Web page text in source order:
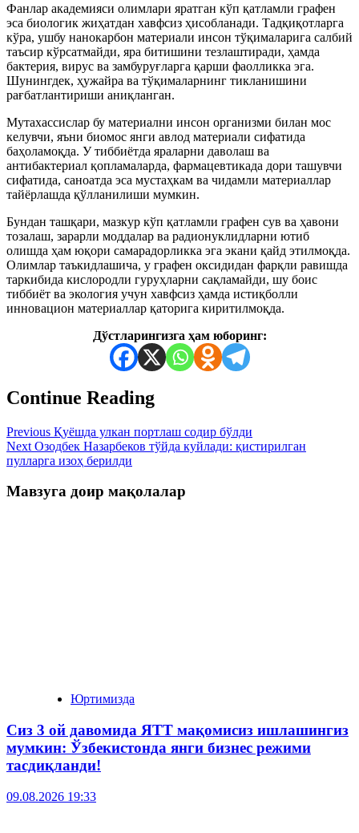
Фанлар академияси олимлари яратган кўп қатламли графен
эса биологик жиҳатдан хавфсиз ҳисобланади. Тадқиқотларга
кўра, ушбу нанокарбон материали инсон тўқималарига салбий
таъсир кўрсатмайди, яра битишини тезлаштиради, ҳамда
бактерия, вирус ва замбуруғларга қарши фаолликка эга.
Шунингдек, ҳужайра ва тўқималарнинг тикланишини
рағбатлантириши аниқланган.
Мутахассислар бу материални инсон организми билан мос
келувчи, яъни биомос янги авлод материали сифатида
баҳоламоқда. У тиббиётда яраларни даволаш ва
антибактериал қопламаларда, фармацевтикада дори ташувчи
сифатида, саноатда эса мустаҳкам ва чидамли материаллар
тайёрлашда қўлланилиши мумкин.
Бундан ташқари, мазкур кўп қатламли графен сув ва ҳавони
тозалаш, зарарли моддалар ва радионуклидларни ютиб
олишда ҳам юқори самарадорликка эга экани қайд этилмоқда.
Олимлар таъкидлашича, у графен оксидидан фарқли равишда
таркибида кислородли гуруҳларни сақламайди, шу боис
тиббиёт ва экология учун хавфсиз ҳамда истиқболли
инновацион материаллар қаторига киритилмоқда.
Дўстларингизга ҳам юборинг:
Continue Reading
Previous Қуёшда улкан портлаш содир бўлди
Next Озодбек Назарбеков тўйда куйлади: қистирилган
пулларга изоҳ берилди
Мавзуга доир мақолалар
Юртимизда
Сиз 3 ой давомида ЯТТ мақомисиз ишлашингиз
мумкин: Ўзбекистонда янги бизнес режими
тасдиқланди!
09.08.2026 19:33